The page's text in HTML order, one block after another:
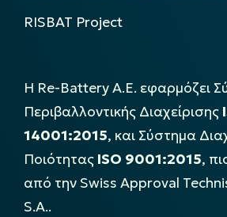
RISBAT Project
Η Re-Battery Α.Ε. εφαρμόζει
Περιβαλλοντικής Διαχείρισης
14001:2015, και Σύστημα
Ποιότητας ISO 9001:2015,
από την Swiss Approval
S.A..